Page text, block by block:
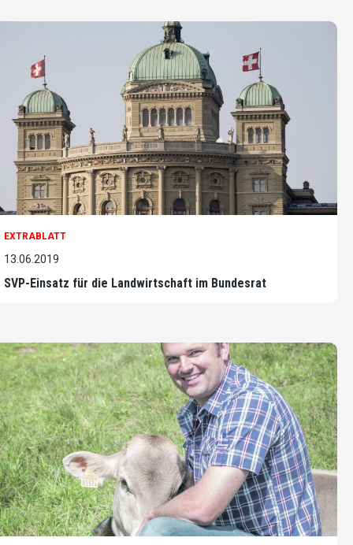
EXTRABLATT
13.06.2019
SVP-Einsatz für die Landwirtschaft im Bundesrat